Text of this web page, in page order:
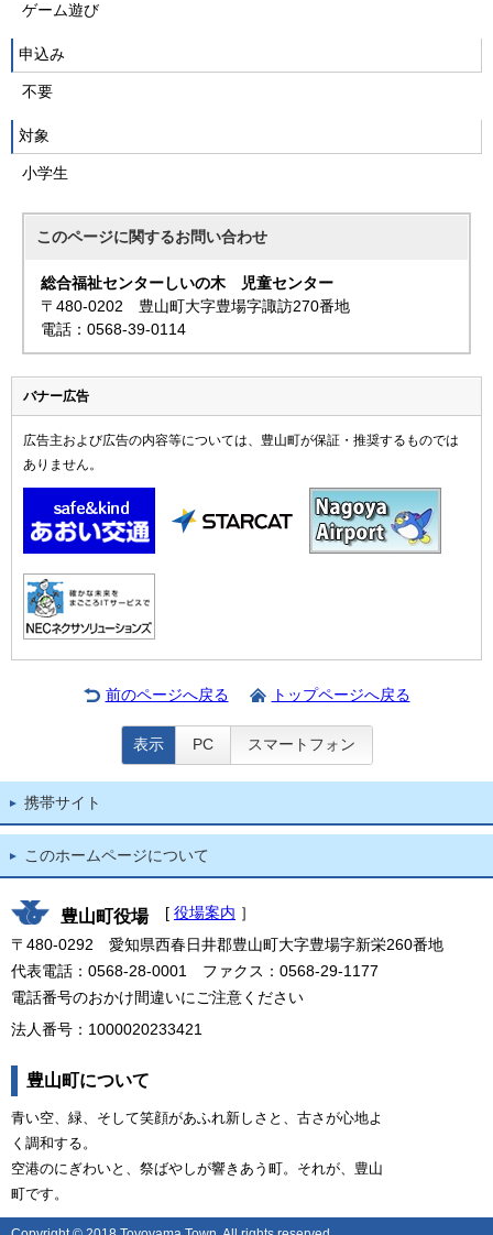
ゲーム遊び
申込み
不要
対象
小学生
このページに関するお問い合わせ
総合福祉センターしいの木 児童センター
〒480-0202 豊山町大字豊場字諏訪270番地
電話：0568-39-0114
バナー広告
広告主および広告の内容等については、豊山町が保証・推奨するものでは
ありません。
前のページへ戻る トップページへ戻る
表示 PC スマートフォン
携帯サイト
このホームページについて
豊山町役場 [ 役場案内 ］
〒480-0292 愛知県西春日井郡豊山町大字豊場字新栄260番地
代表電話：0568-28-0001 ファクス：0568-29-1177
電話番号のおかけ間違いにご注意ください
法人番号：1000020233421
豊山町について
青い空、緑、そして笑顔があふれ新しさと、古さが心地よ
く調和する。
空港のにぎわいと、祭ばやしが響きあう町。それが、豊山
町です。